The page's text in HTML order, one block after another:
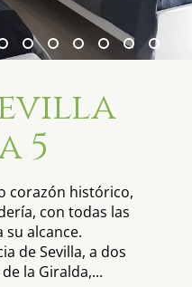
5
corazón histórico,
con todas las
su alcance.
de Sevilla, a dos
la Giralda,...